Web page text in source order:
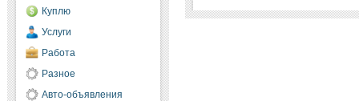
Куплю
Услуги
Работа
Разное
Авто-объявления